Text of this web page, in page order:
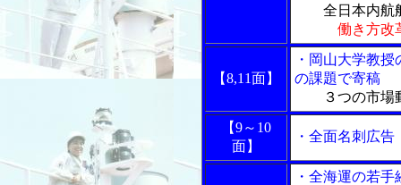
全日本内航
働き方改
【8,11面】
・岡山大学教
の課題で寄稿
３つの市場
【9～10
面】
・全面名刺広告
・全海運の若